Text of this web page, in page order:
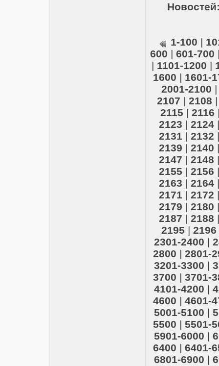
1-100 |
600 | 601-700
| 1101-1200 |
1600 | 1601-
2001-2100
2107 | 2108
2115 | 2116
2123 | 2124
2131 | 2132
2139 | 2140
2147 | 2148
2155 | 2156
2163 | 2164
2171 | 2172
2179 | 2180
2187 | 2188
2195 | 2196
2301-2400 |
2800 | 2801-
3201-3300 |
3700 | 3701-
4101-4200 |
4600 | 4601-
5001-5100 |
5500 | 5501-
5901-6000 |
6400 | 6401-
6801-6900 |